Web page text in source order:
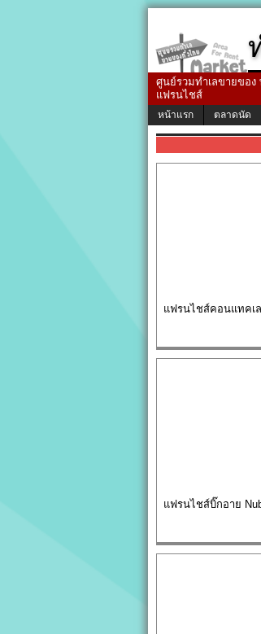
ศูนย์รวมทำเลขายขอ
แฟรนไชส์
หน้าแรก ตลาดนัด
แฟรนไชส์คอนแทคเ
แฟรนไชส์บิ๊กอาย